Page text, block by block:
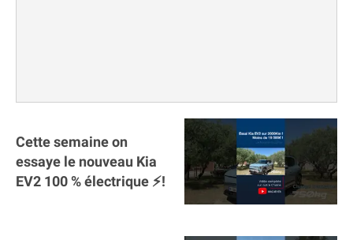
Cette semaine on
essaye le nouveau Kia
EV2 100 % électrique ⚡️!